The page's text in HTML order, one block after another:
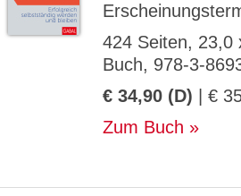
424 Seiten, 23,0
Buch, 978-3-
€ 34,90 (D) | €
Zum Buch